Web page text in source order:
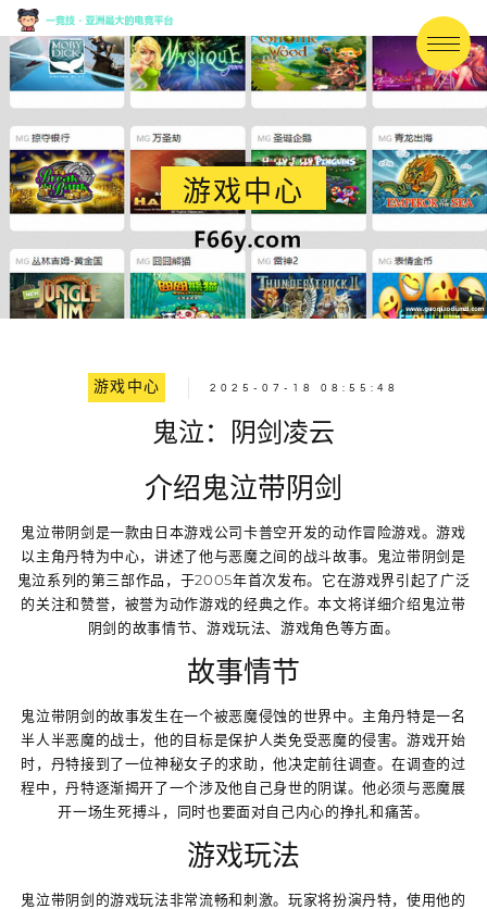
游戏中心
游戏中心 2025-07-18 08:55:48
鬼泣：阴剑凌云
介绍鬼泣带阴剑
鬼泣带阴剑是一款由日本游戏公司卡普空开发的动作冒险游戏。游戏
以主角丹特为中心，讲述了他与恶魔之间的战斗故事。鬼泣带阴剑是
鬼泣系列的第三部作品，于2005年首次发布。它在游戏界引起了广泛
的关注和赞誉，被誉为动作游戏的经典之作。本文将详细介绍鬼泣带
阴剑的故事情节、游戏玩法、游戏角色等方面。
故事情节
鬼泣带阴剑的故事发生在一个被恶魔侵蚀的世界中。主角丹特是一名
半人半恶魔的战士，他的目标是保护人类免受恶魔的侵害。游戏开始
时，丹特接到了一位神秘女子的求助，他决定前往调查。在调查的过
程中，丹特逐渐揭开了一个涉及他自己身世的阴谋。他必须与恶魔展
开一场生死搏斗，同时也要面对自己内心的挣扎和痛苦。
游戏玩法
鬼泣带阴剑的游戏玩法非常流畅和刺激。玩家将扮演丹特，使用他的